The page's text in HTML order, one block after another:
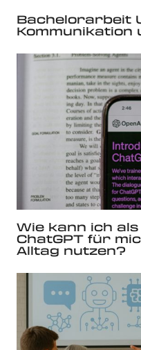
Bachelorarbeit
Kommunikation
Wie kann ich
ChatGPT für
Alltag nutzen?